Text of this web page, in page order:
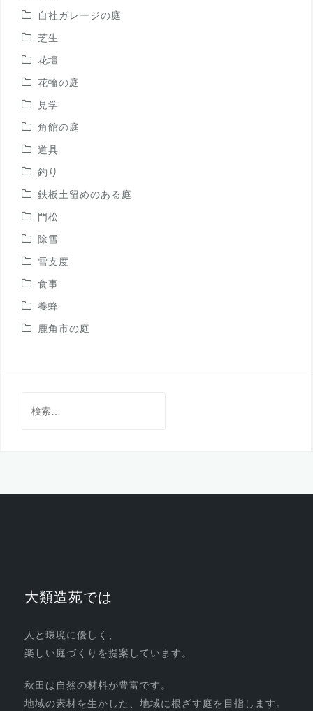
自社ガレージの庭
芝生
花壇
花輪の庭
見学
角館の庭
道具
釣り
鉄板土留めのある庭
門松
除雪
雪支度
食事
養蜂
鹿角市の庭
索:
大類造苑では
人と環境に優しく、
楽しい庭づくりを提案しています。
秋田は自然の材料が豊富です。
地域の素材を生かした、地域に根ざす庭を目指します。